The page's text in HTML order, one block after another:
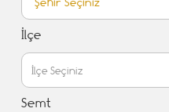
İlçe
Semt